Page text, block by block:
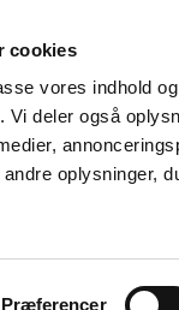
cookies
vores indhold
deler også
oplysninger,
Præferencer